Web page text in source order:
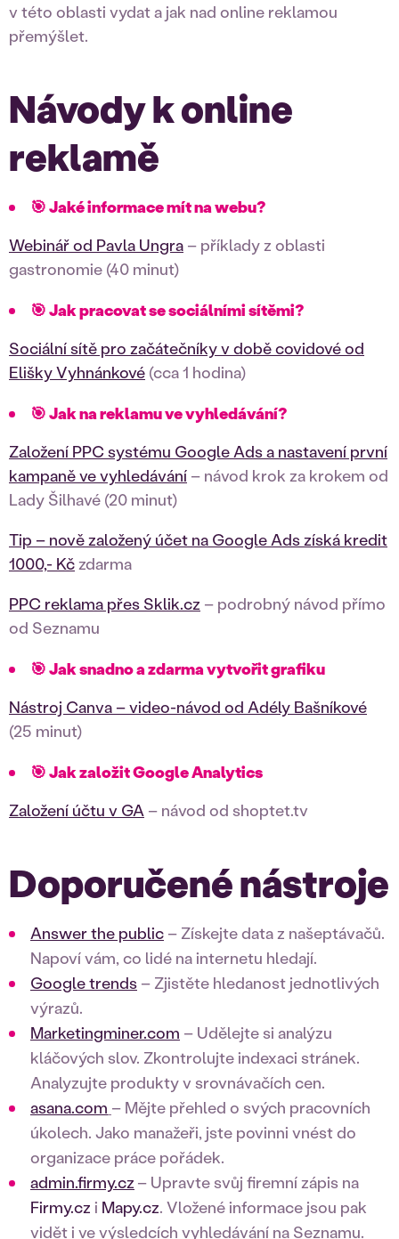
v této oblasti vydat a jak nad online reklamou
přemýšlet.
Návody k online
reklamě
🎯 Jaké informace mít na webu?
Webinář od Pavla Ungra – příklady z oblasti
gastronomie (40 minut)
🎯 Jak pracovat se sociálními sítěmi?
Sociální sítě pro začátečníky v době covidové od
Elišky Vyhnánkové (cca 1 hodina)
🎯 Jak na reklamu ve vyhledávání?
Založení PPC systému Google Ads a nastavení první
kampaně ve vyhledávání – návod krok za krokem od
Lady Šilhavé (20 minut)
Tip – nově založený účet na Google Ads získá kredit
1000,- Kčzdarma
PPC reklama přes Sklik.cz – podrobný návod přímo
od Seznamu
🎯 Jak snadno a zdarma vytvořit grafiku
Nástroj Canva – video-návod od Adély Bašníkové
(25 minut)
🎯 Jak založit Google Analytics
Založení účtu v GA – návod od shoptet.tv
Doporučené nástroje
Answer the public – Získejte data z našeptávačů.
Napoví vám, co lidé na internetu hledají.
Google trends – Zjistěte hledanost jednotlivých
výrazů.
Marketingminer.com – Udělejte si analýzu
kláčových slov. Zkontrolujte indexaci stránek.
Analyzujte produkty v srovnávačích cen.
asana.com – Mějte přehled o svých pracovních
úkolech. Jako manažeři, jste povinni vnést do
organizace práce pořádek.
admin.firmy.cz – Upravte svůj firemní zápis na
Firmy.cz i Mapy.cz. Vložené informace jsou pak
vidět i ve výsledcích vyhledávání na Seznamu.